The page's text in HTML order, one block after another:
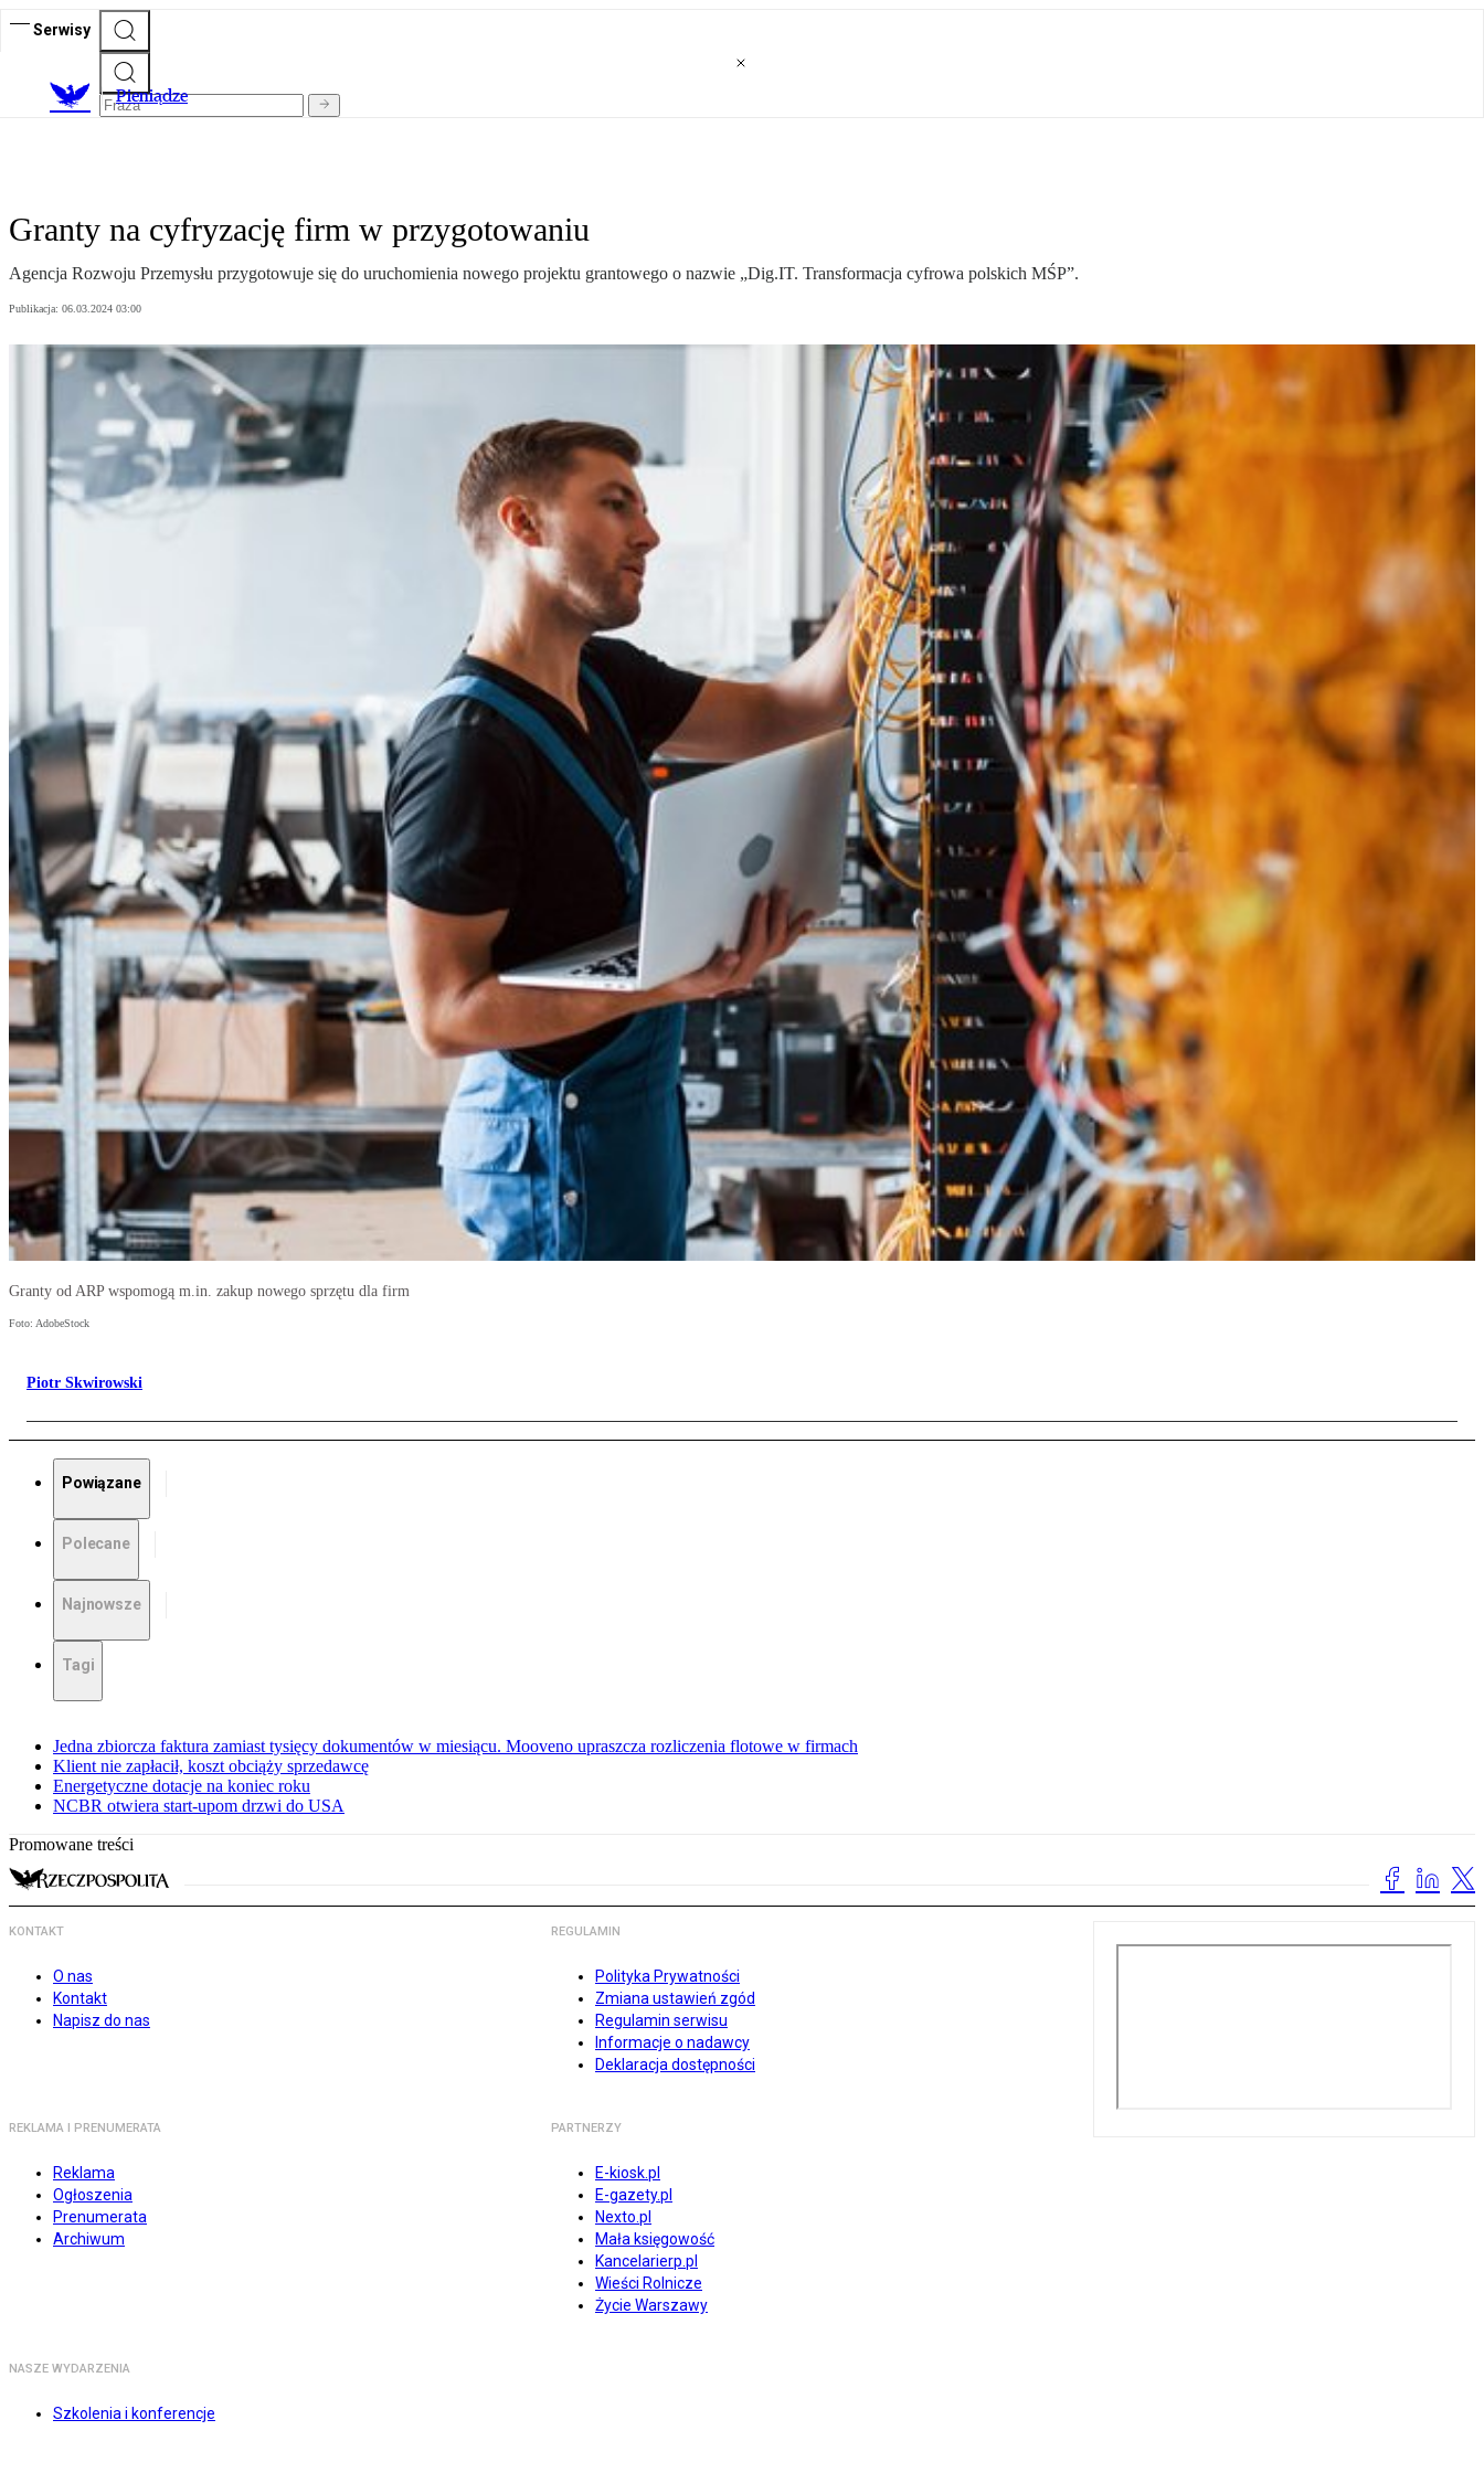
Serwisy
Pieniądze
Granty na cyfryzację firm w przygotowaniu
Agencja Rozwoju Przemysłu przygotowuje się do uruchomienia nowego projektu grantowego o nazwie „Dig.IT. Transformacja cyfrowa polskich MŚP”.
Publikacja: 06.03.2024 03:00
Granty od ARP wspomogą m.in. zakup nowego sprzętu dla firm
Foto: AdobeStock
Piotr Skwirowski
Powiązane
Polecane
Najnowsze
Tagi
Jedna zbiorcza faktura zamiast tysięcy dokumentów w miesiącu. Mooveno upraszcza rozliczenia flotowe w firmach
Klient nie zapłacił, koszt obciąży sprzedawcę
Energetyczne dotacje na koniec roku
NCBR otwiera start-upom drzwi do USA
Promowane treści
KONTAKT
O nas
Kontakt
Napisz do nas
REGULAMIN
Polityka Prywatności
Zmiana ustawień zgód
Regulamin serwisu
Informacje o nadawcy
Deklaracja dostępności
REKLAMA I PRENUMERATA
Reklama
Ogłoszenia
Prenumerata
Archiwum
PARTNERZY
E-kiosk.pl
E-gazety.pl
Nexto.pl
Mała księgowość
Kancelarierp.pl
Wieści Rolnicze
Życie Warszawy
NASZE WYDARZENIA
Szkolenia i konferencje